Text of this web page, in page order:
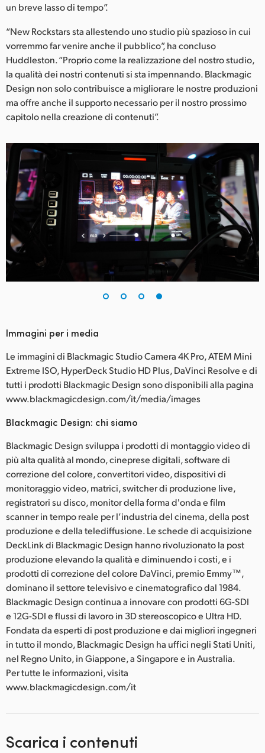
un breve lasso di tempo”.
“New Rockstars sta allestendo uno studio più spazioso in cui
vorremmo far venire anche il pubblico”, ha concluso
Huddleston. “Proprio come la realizzazione del nostro studio,
la qualità dei nostri contenuti si sta impennando. Blackmagic
Design non solo contribuisce a migliorare le nostre produzioni
ma offre anche il supporto necessario per il nostro prossimo
capitolo nella creazione di contenuti”.
Immagini per i media
Le immagini di Blackmagic Studio Camera 4K Pro, ATEM Mini
Extreme ISO, HyperDeck Studio HD Plus, DaVinci Resolve e di
tutti i prodotti Blackmagic Design sono disponibili alla pagina
www.blackmagicdesign.com/it/media/images
Blackmagic Design: chi siamo
Blackmagic Design sviluppa i prodotti di montaggio video di
più alta qualità al mondo, cineprese digitali, software di
correzione del colore, convertitori video, dispositivi di
monitoraggio video, matrici, switcher di produzione live,
registratori su disco, monitor della forma d'onda e film
scanner in tempo reale per l’industria del cinema, della post
produzione e della telediffusione. Le schede di acquisizione
DeckLink di Blackmagic Design hanno rivoluzionato la post
produzione elevando la qualità e diminuendo i costi, e i
prodotti di correzione del colore DaVinci, premio Emmy™,
dominano il settore televisivo e cinematografico dal 1984.
Blackmagic Design continua a innovare con prodotti 6G-SDI
e 12G-SDI e flussi di lavoro in 3D stereoscopico e Ultra HD.
Fondata da esperti di post produzione e dai migliori ingegneri
in tutto il mondo, Blackmagic Design ha uffici negli Stati Uniti,
nel Regno Unito, in Giappone, a Singapore e in Australia.
Per tutte le informazioni, visita
www.blackmagicdesign.com/it
Scarica i contenuti